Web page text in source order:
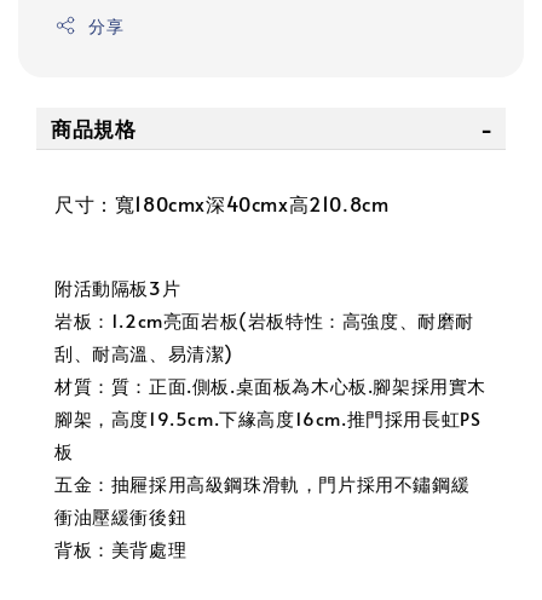
分享
商品規格
尺寸：寬180cmx深40cmx高210.8cm
附活動隔板3片
岩板：1.2cm亮面岩板(岩板特性：高強度、耐磨耐
刮、耐高溫、易清潔)
材質：質：正面.側板.桌面板為木心板.腳架採用實木
腳架，高度19.5cm.下緣高度16cm.推門採用長虹PS
板
五金：抽屜採用高級鋼珠滑軌，門片採用不鏽鋼緩
衝油壓緩衝後鈕
背板：美背處理